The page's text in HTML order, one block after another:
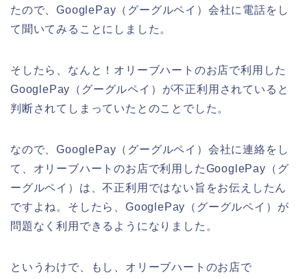
たので、GooglePay（グーグルペイ）会社に電話をし
て聞いてみることにしました。
そしたら、なんと！オリーブハートのお店で利用した
GooglePay（グーグルペイ）が不正利用されていると
判断されてしまっていたとのことでした。
なので、GooglePay（グーグルペイ）会社に連絡をし
て、オリーブハートのお店で利用したGooglePay（グ
ーグルペイ）は、不正利用ではない旨をお伝えしたん
ですよね。そしたら、GooglePay（グーグルペイ）が
問題なく利用できるようになりました。
というわけで、もし、オリーブハートのお店で